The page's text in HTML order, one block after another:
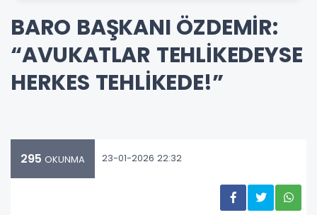
BARO BAŞKANI ÖZDEMİR:
“AVUKATLAR TEHLİKEDEYSE
HERKES TEHLİKEDE!”
295 OKUNMA 23-01-2026 22:32